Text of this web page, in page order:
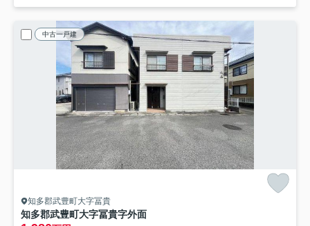
中古一戸建
知多郡武豊町大字冨貴
知多郡武豊町大字冨貴字外面